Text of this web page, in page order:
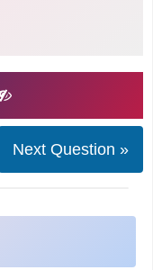
Next Question »